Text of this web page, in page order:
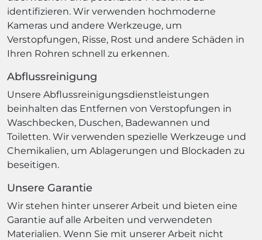
identifizieren. Wir verwenden hochmoderne
Kameras und andere Werkzeuge, um
Verstopfungen, Risse, Rost und andere Schäden in
Ihren Rohren schnell zu erkennen.
Abflussreinigung
Unsere Abflussreinigungsdienstleistungen
beinhalten das Entfernen von Verstopfungen in
Waschbecken, Duschen, Badewannen und
Toiletten. Wir verwenden spezielle Werkzeuge und
Chemikalien, um Ablagerungen und Blockaden zu
beseitigen.
Unsere Garantie
Wir stehen hinter unserer Arbeit und bieten eine
Garantie auf alle Arbeiten und verwendeten
Materialien. Wenn Sie mit unserer Arbeit nicht